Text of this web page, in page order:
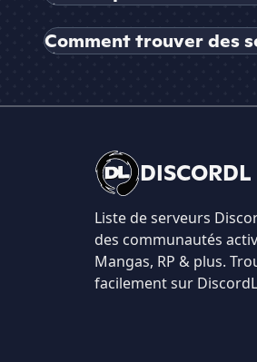
Comment trouver des
DISCORDL
Liste de serveurs
des communautés
Mangas, RP & plus.
facilement sur